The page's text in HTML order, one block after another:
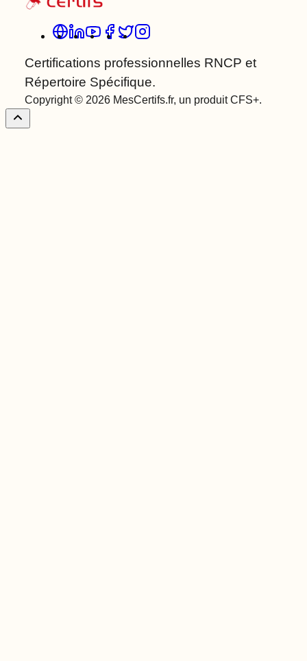
Certifications professionnelles RNCP et
Répertoire Spécifique.
Copyright © 2026 MesCertifs.fr, un produit CFS+.